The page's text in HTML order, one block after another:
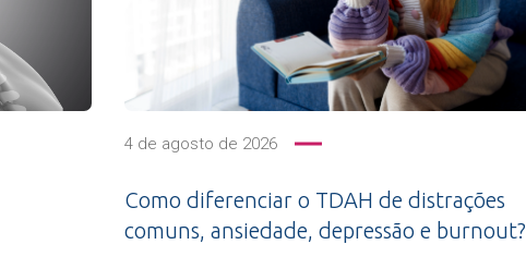
4 de agosto de 2026
Como diferenciar o TDAH de distrações
comuns, ansiedade, depressão e burnout?